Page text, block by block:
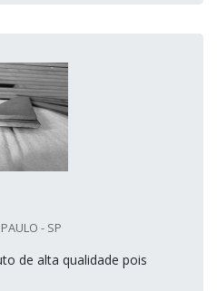
- SP
de alta qualidade pois